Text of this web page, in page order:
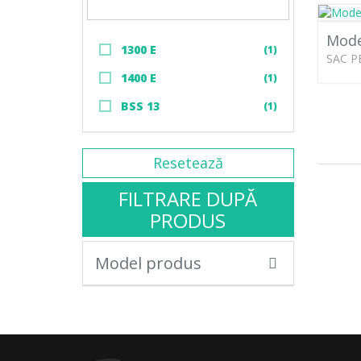
1300 E (1)
1400 E (1)
BSS 13 (1)
Resetează
FILTRARE DUPĂ
PRODUS
Model produs
SAC